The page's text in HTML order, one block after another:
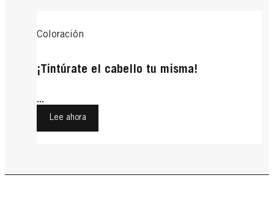
Coloración
¡Tintúrate el cabello tu misma!
...
Lee ahora